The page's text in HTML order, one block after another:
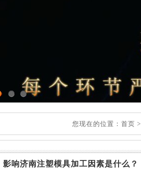
您现在的位置： 首页 >
影响济南注塑模具加工因素是什么？